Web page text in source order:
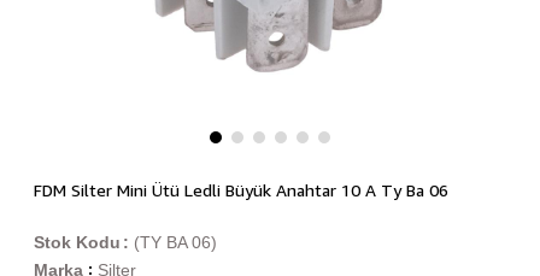
FDM Silter Mini Ütü Ledli Büyük Anahtar 10 A Ty Ba 06
(TY BA 06)
Stok Kodu
Marka : Silter